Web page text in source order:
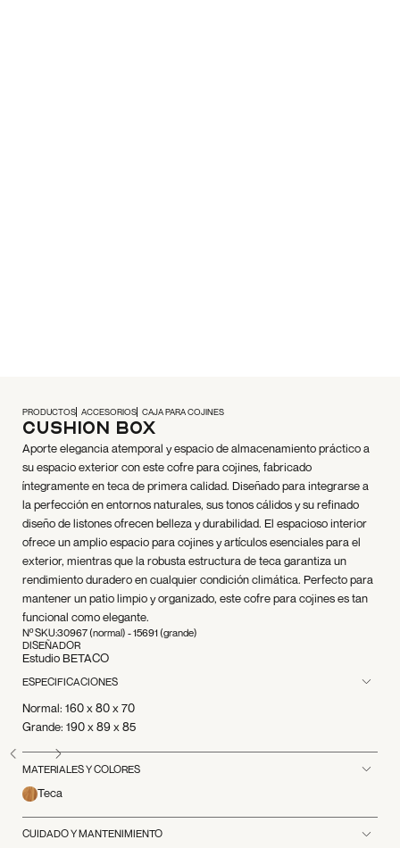
PRODUCTOS ACCESORIOS CAJA PARA COJINES
Cushion Box
Aporte elegancia atemporal y espacio de almacenamiento práctico a
su espacio exterior con este cofre para cojines, fabricado
íntegramente en teca de primera calidad. Diseñado para integrarse a
la perfección en entornos naturales, sus tonos cálidos y su refinado
diseño de listones ofrecen belleza y durabilidad. El espacioso interior
ofrece un amplio espacio para cojines y artículos esenciales para el
exterior, mientras que la robusta estructura de teca garantiza un
rendimiento duradero en cualquier condición climática. Perfecto para
mantener un patio limpio y organizado, este cofre para cojines es tan
funcional como elegante.
Nº SKU:30967 (normal) - 15691 (grande)
DISEÑADOR
Estudio BETACO
ESPECIFICACIONES
Normal: 160 x 80 x 70
Grande: 190 x 89 x 85
MATERIALES Y COLORES
Teca
CUIDADO Y MANTENIMIENTO